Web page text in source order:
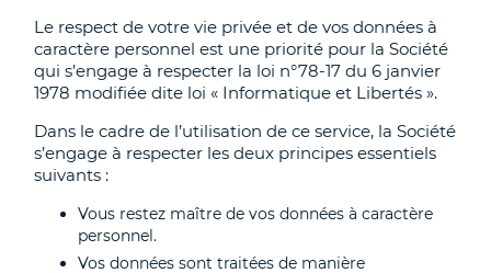
Le respect de votre vie privée et de vos données à
caractère personnel est une priorité pour la Société
qui s’engage à respecter la loi n°78-17 du 6 janvier
1978 modifiée dite loi « Informatique et Libertés ».
Dans le cadre de l’utilisation de ce service, la Société
s’engage à respecter les deux principes essentiels
suivants :
Vous restez maître de vos données à caractère
personnel.
Vos données sont traitées de manière